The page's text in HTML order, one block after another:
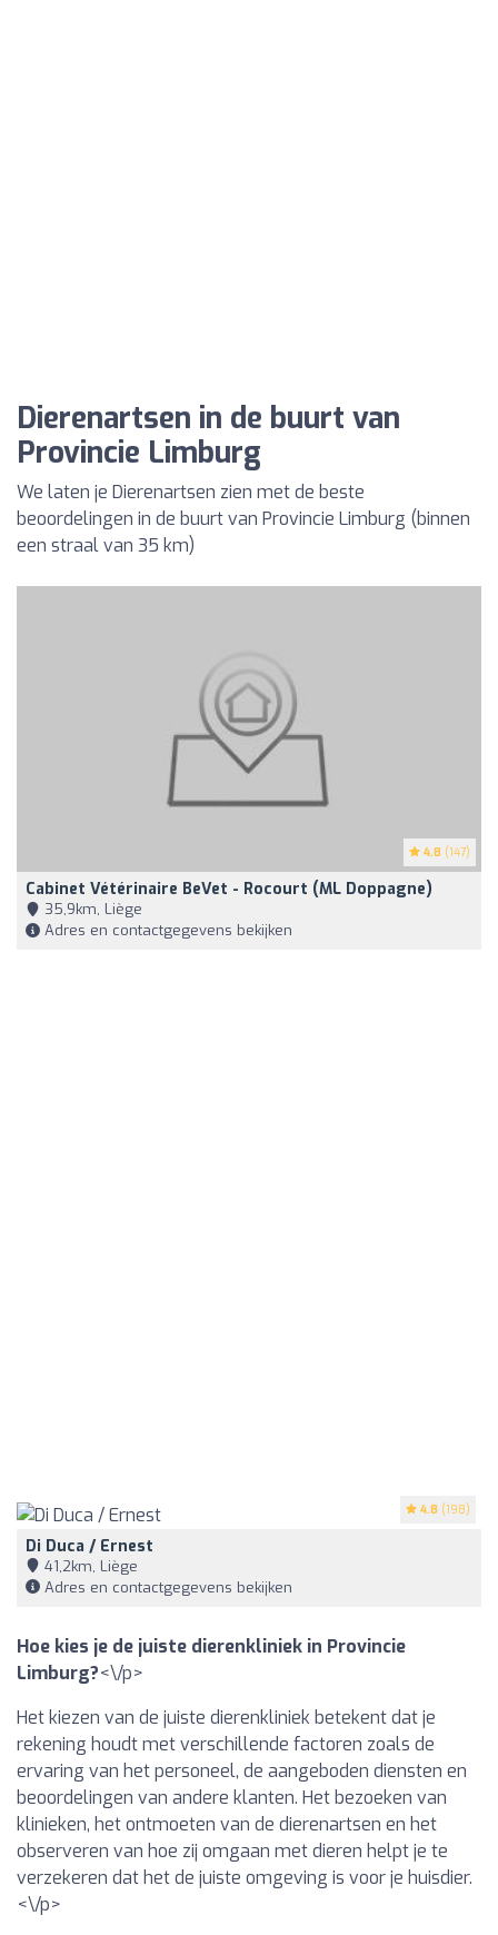
Dierenartsen in de buurt van
Provincie Limburg
We laten je Dierenartsen zien met de beste
beoordelingen in de buurt van Provincie Limburg (binnen
een straal van 35 km)
4.8 (147)
Cabinet Vétérinaire BeVet - Rocourt (ML Doppagne)
35,9km, Liège
Adres en contactgegevens bekijken
4.8 (198)
Di Duca / Ernest
41,2km, Liège
Adres en contactgegevens bekijken
Hoe kies je de juiste dierenkliniek in Provincie
Limburg?<\/p>
Het kiezen van de juiste dierenkliniek betekent dat je
rekening houdt met verschillende factoren zoals de
ervaring van het personeel, de aangeboden diensten en
beoordelingen van andere klanten. Het bezoeken van
klinieken, het ontmoeten van de dierenartsen en het
observeren van hoe zij omgaan met dieren helpt je te
verzekeren dat het de juiste omgeving is voor je huisdier.
<\/p>